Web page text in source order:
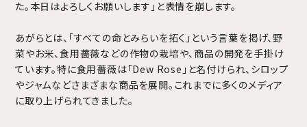
た。本日はよろしくお願いします」と表情を崩します。
あがらとは、「すべての命とみらいを拓く」という言葉を掲げ、野
菜やお米、食用薔薇などの作物の栽培や、商品の開発を手掛け
ています。特に食用薔薇は「Dew Rose」と名付けられ、シロップ
やジャムなどさまざまな商品を展開。これまでに多くのメディア
に取り上げられてきました。